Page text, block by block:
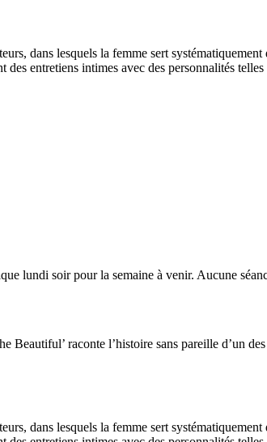
dans lesquels la femme sert
des entretiens intimes avec des personnalités
lundi soir pour la semaine à venir. Aucune
Beautiful’ raconte l’histoire sans pareille d’un
dans lesquels la femme sert